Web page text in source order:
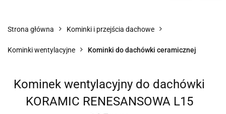
Strona główna Kominki i przejścia dachowe
Kominki wentylacyjne Kominki do dachówki ceramicznej
Kominek wentylacyjny do dachówki
KORAMIC RENESANSOWA L15